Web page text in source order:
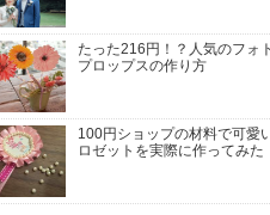
たった216円！？人気のフォ
プロップスの作り方
100円ショップの材料で可愛
ロゼットを実際に作ってみた